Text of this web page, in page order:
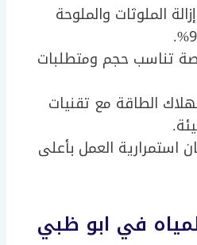
الملوثات والملوحة
تناسب حجم ومتطلبات
الطاقة مع تقنيات
استمرارية العمل بأعلى
في ابو ظبي